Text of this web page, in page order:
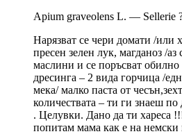
Apium graveolens L. — Sellerie
Нарязват се чери домати /или
пресен зелен лук, магданоз /аз
маслини и се поръсват обилно
дресинга – 2 вида горчица /
мека/ малко паста от
количествата – ти ги знаеш
. Целувки. Дано да ти хареса
попитам мама как е на немски